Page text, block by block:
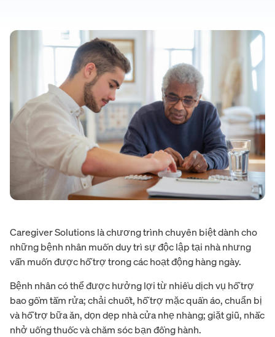
Caregiver Solutions là chương trình chuyên biệt dành cho
những bệnh nhân muốn duy trì sự độc lập tại nhà nhưng
vẫn muốn được hỗ trợ trong các hoạt động hàng ngày.
Bệnh nhân có thể được hưởng lợi từ nhiều dịch vụ hỗ trợ
bao gồm tắm rửa; chải chuốt, hỗ trợ mặc quần áo, chuẩn bị
và hỗ trợ bữa ăn, dọn dẹp nhà cửa nhẹ nhàng; giặt giũ, nhắc
nhở uống thuốc và chăm sóc bạn đồng hành.